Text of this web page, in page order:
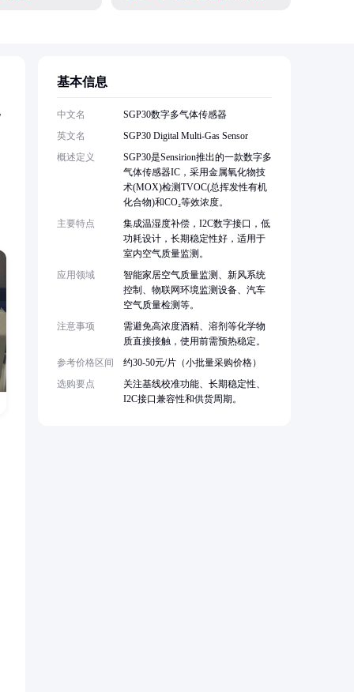
基本信息
中文名
SGP30数字多气体传感器
英文名
SGP30 Digital Multi-Gas Sensor
概述定义
SGP30是Sensirion推出的一款数字多
气体传感器IC，采用金属氧化物技
术(MOX)检测TVOC(总挥发性有机
化合物)和CO₂等效浓度。
主要特点
集成温湿度补偿，I2C数字接口，低
功耗设计，长期稳定性好，适用于
室内空气质量监测。
应用领域
智能家居空气质量监测、新风系统
控制、物联网环境监测设备、汽车
空气质量检测等。
注意事项
需避免高浓度酒精、溶剂等化学物
质直接接触，使用前需预热稳定。
参考价格区间
约30-50元/片（小批量采购价格）
选购要点
关注基线校准功能、长期稳定性、
I2C接口兼容性和供货周期。